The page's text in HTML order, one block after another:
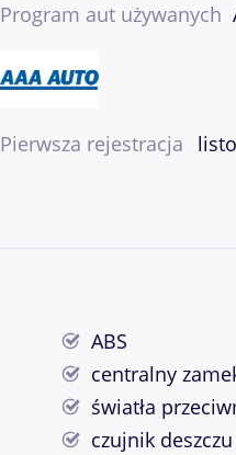
Program aut używanych
Pierwsza rejestracja
ABS
centralny
światła
czujnik deszczu